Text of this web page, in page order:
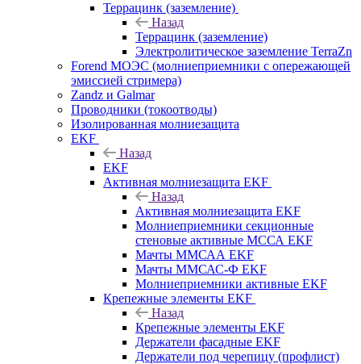
Террацинк (заземление)
Назад
Террацинк (заземление)
Электролитическое заземление TerraZn
Forend МОЭС (молниеприемники с опережающей
эмиссией стримера)
Zandz и Galmar
Проводники (токоотводы)
Изолированная молниезащита
EKF
Назад
EKF
Активная молниезащита EKF
Назад
Активная молниезащита EKF
Молниеприемники секционные
стеновые активные МССА EKF
Мачты ММСАА EKF
Мачты ММСАС-Ф EKF
Молниеприемники активные EKF
Крепежные элементы EKF
Назад
Крепежные элементы EKF
Держатели фасадные EKF
Держатели под черепицу (профлист)